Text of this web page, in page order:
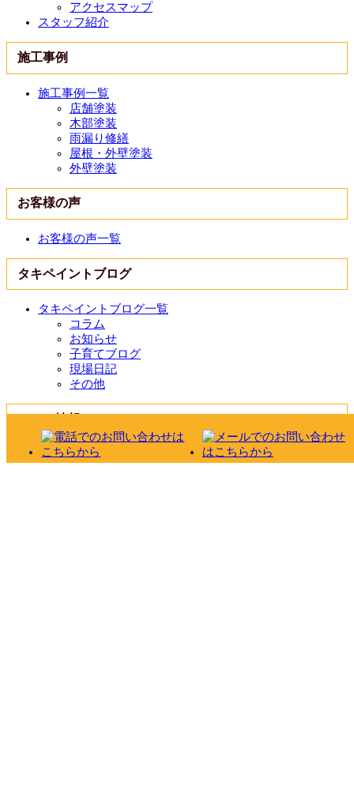
アクセスマップ
スタッフ紹介
施工事例
施工事例一覧
店舗塗装
木部塗装
雨漏り修繕
屋根・外壁塗装
外壁塗装
お客様の声
お客様の声一覧
タキペイントブログ
タキペイントブログ一覧
コラム
お知らせ
子育てブログ
現場日記
その他
チラシ情報一覧